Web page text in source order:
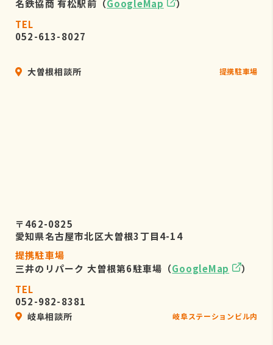
名鉄協商 有松駅前（GoogleMap
）
TEL
052-613-8027
大曽根相談所 提携駐車場
〒462-0825
愛知県名古屋市北区大曽根3丁目4-14
提携駐車場
三井のリパーク 大曽根第6駐車場（GoogleMap
）
TEL
052-982-8381
岐阜相談所 岐阜ステーションビル内